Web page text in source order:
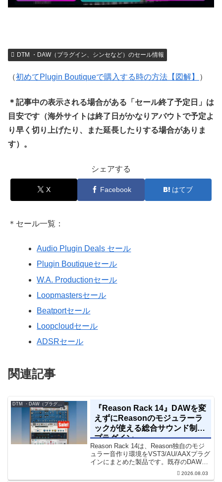
DTM ・DAW（プラグイン、シンセなど）のセール情報
（初めてPlugin Boutiqueで購入する時の方法【図解】 ）
＊記事中の表示される場合がある「セール終了予定日」は
目安です（海外サイトは終了日がかなりアバウトで予定よ
り早く切り上げたり、また延長したりする場合がありま
す）。
シェアする
X Facebook はてブ
＊セール一覧：
Audio Plugin Deals セール
Plugin Boutiqueセール
W.A. Productionセール
Loopmastersセール
Beatportセール
Loopcloudセール
ADSRセール
関連記事
DTM ・DAW（プラグイン、シンセなど）のセール情報
『Reason Rack 14』DAWを変
えずにReasonのモジュラーラ
ックが使える総合サウンド制作
プラグイン
Reason Rack 14は、Reason独自のモジ
ュラー音作り環境をVST3/AU/AAXプラグ
インにまとめた製品です。既存のDAWを
乗り換えることなく、68種類のシンセや
エフェクト、CV配線をそのままトラック
2026.08.03